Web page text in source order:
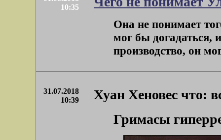
10:35
Она не понимает
мог бы догадаться,
производство, он
31.07.2018
10:39
Хуан Хеновес что:
Гримасы